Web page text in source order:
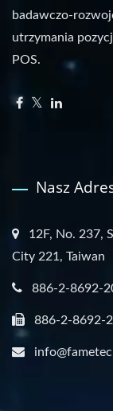
badawczo-
utrzymania
POS.
Nasz
12F, No. 237,
City 221, Taiwan
886-2-8692-
886-2-8692-